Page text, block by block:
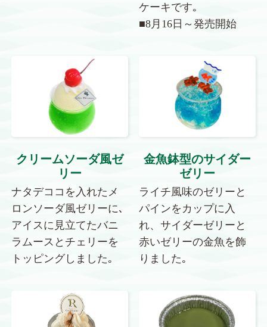
ケーキです｡
■8月16日～発売開始
クリームソーダ風ゼ
リー
ナタデココを入れたメ
ロンソーダ風ゼリーに､
アイスに見立てたバニ
ラムースとチェリーを
トッピングしました｡
金魚鉢型のサイダー
ゼリー
ライチ風味のゼリーと
パインをカップに入
れ、サイダーゼリーと
赤いゼリーの金魚を飾
りました｡